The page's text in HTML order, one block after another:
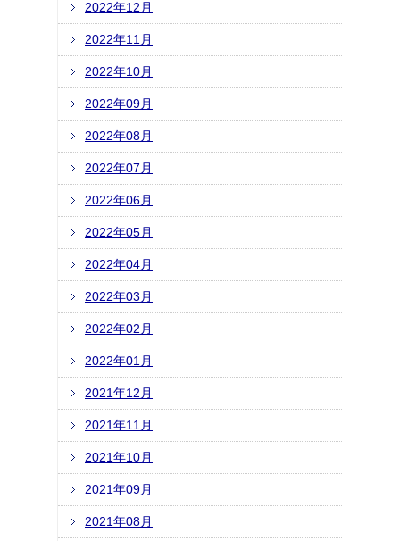
2022年12月
2022年11月
2022年10月
2022年09月
2022年08月
2022年07月
2022年06月
2022年05月
2022年04月
2022年03月
2022年02月
2022年01月
2021年12月
2021年11月
2021年10月
2021年09月
2021年08月